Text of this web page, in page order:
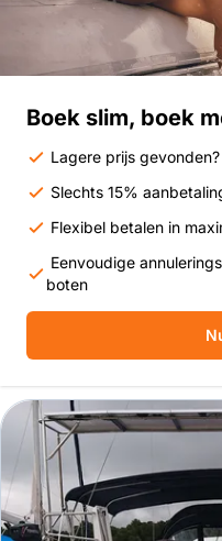
Boek slim, boek
Lagere prijs
Slechts 15%
Flexibel betalen in
Eenvoudige
boten